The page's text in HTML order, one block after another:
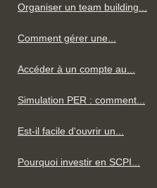
Organiser un team building...
Comment gérer une...
Accéder à un compte au...
Simulation PER : comment...
Est-il facile d'ouvrir un...
Pourquoi investir en SCPI...